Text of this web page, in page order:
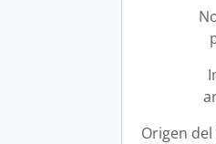
Origen